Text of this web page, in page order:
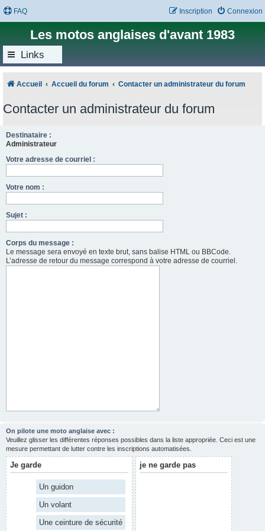
FAQ Connexion
Inscription
Les motos anglaises d'avant 1983
Links
Accueil Accueil du forum Contacter un administrateur du forum
Contacter un administrateur du forum
Destinataire :
Administrateur
Votre adresse de courriel :
Votre nom :
Sujet :
Corps du message :
Le message sera envoyé en texte brut, sans balise HTML ou BBCode.
L’adresse de retour du message correspond à votre adresse de courriel.
On pilote une moto anglaise avec :
Veuillez glisser les différentes réponses possibles dans la liste appropriée. Ceci est une
mesure permettant de lutter contre les inscriptions automatisées.
Je garde
Un guidon
Un volant
Une ceinture de sécurité
je ne garde pas